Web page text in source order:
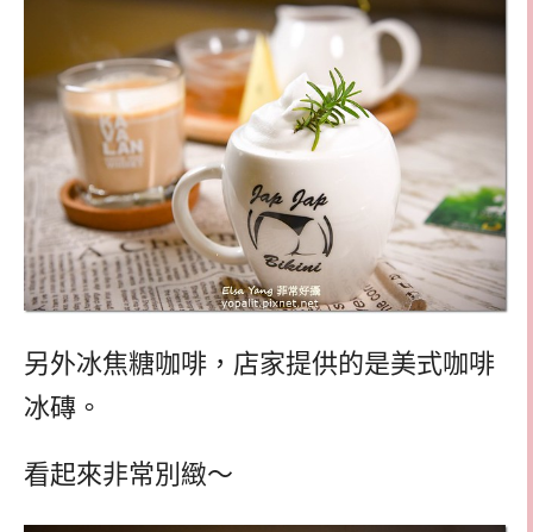
另外冰焦糖咖啡，店家提供的是美式咖啡
冰磚。
看起來非常別緻～